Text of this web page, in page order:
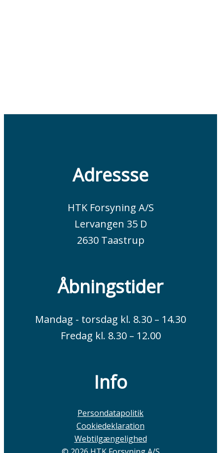
Adressse
HTK Forsyning A/S
Lervangen 35 D
2630 Taastrup
Åbningstider
Mandag - torsdag kl. 8.30 – 14.30
Fredag kl. 8.30 – 12.00
Info
Persondatapolitik
Cookiedeklaration
Webtilgængelighed